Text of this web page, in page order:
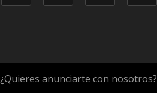
¿Quieres anunciarte con nosotros?